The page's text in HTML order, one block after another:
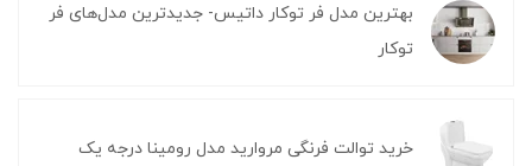
بهترین مدل فر توکار داتیس- جدیدترین مدل‌های فر
توکار
خرید توالت فرنگی مروارید مدل رومینا درجه یک